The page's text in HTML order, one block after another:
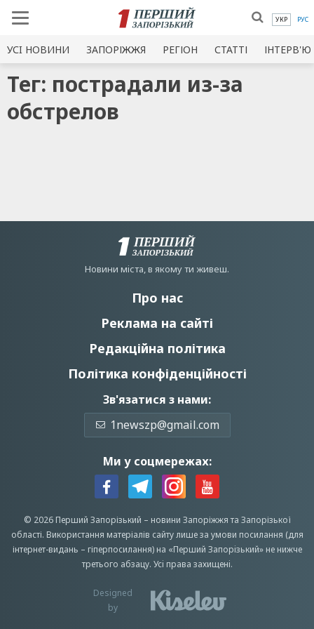
УКР РУС
УСI НОВИНИ ЗАПОРІЖЖЯ РЕГІОН СТАТТІ ІНТЕРВ'Ю
Тег: пострадали из-за
обстрелов
Новини мiста, в якому ти живеш.
Про нас
Реклама на сайті
Редакційна політика
Політика конфіденційності
Зв'язатися з нами:
1newszp@gmail.com
Ми у соцмережах:
© 2026 Перший Запорізький – новини Запоріжжята Запорізької
області. Використання матеріалів сайту лише за умови посилання (для
інтернет-видань – гіперпосилання) на «Перший Запорiзький» не нижче
третього абзацу. Усi права захищенi.
Designed
by